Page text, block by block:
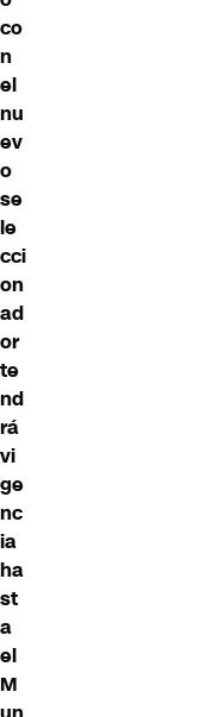
co
n
el
nu
ev
o
se
le
cci
on
ad
or
te
nd
rá
vi
ge
nc
ia
ha
st
a
el
M